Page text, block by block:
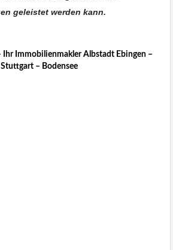
geleistet werden kann.
Ihr Immobilienmakler Albstadt Ebingen –
Stuttgart – Bodensee